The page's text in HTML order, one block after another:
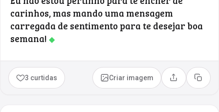
carinhos, mas mando uma mensagem
carregada de sentimento para te desejar boa
semana! ◆
3 curtidas Criar imagem Compartilhar
Copiar